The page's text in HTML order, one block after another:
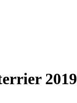
2019